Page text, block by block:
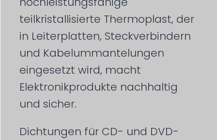
teilkristallisierte Thermoplast, der
in Leiterplatten, Steckverbindern
und Kabelummantelungen
eingesetzt wird, macht
Elektronikprodukte nachhaltig
und sicher.
Dichtungen für CD- und DVD-